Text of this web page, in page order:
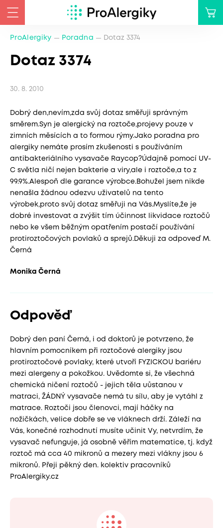
ProAlergiky Poradna Dotaz 3374
Dotaz 3374
30. 8. 2010
Dobrý den,nevím,zda svůj dotaz směřuji správným
směrem.Syn je alergický na roztoče,projevy pouze v
zimních měsících a to formou rýmy.Jako poradna pro
alergiky nemáte prosím zkušenosti s používáním
antibakteriálního vysavače Raycop?Údajně pomocí UV-
C světla ničí nejen bakterie a viry,ale i roztoče,a to z
99.9%.Alespoň dle garance výrobce.Bohužel jsem nikde
nenašla žádnou odezvu uživatelů na tento
výrobek,proto svůj dotaz směřuji na Vás.Myslíte,že je
dobré investovat a zvýšit tím účinnost likvidace roztočů
nebo ke všem běžným opatřením postačí používání
protiroztočových povlaků a sprejů.Děkuji za odpoveď M.
Černá
Monika Černá
Odpověď
Dobrý den paní Černá, i od doktorů je potvrzeno, že
hlavním pomocníkem při roztočové alergiky jsou
protiroztočové povlaky, které utvoří FYZICKOU bariéru
mezi alergeny a pokožkou. Uvědomte si, že všechná
chemická ničení roztočů - jejich těla uůstanou v
matraci, ŽÁDNÝ vysavače nemá tu sílu, aby je vytáhl z
matrace. Roztoči jsou členovci, mají háčky na
nožičkách, velice dobře se ve vláknech drží. Záleží na
Vás, konečné rozhodnutí musíte učinit Vy, netvrdím, že
vysavač nefunguje, já osobně věřím matematice, tj. když
roztoč má cca 40 mikronů a mezery mezi vlákny jsou 6
mikronů. Přeji pěkný den. kolektiv pracovníků
ProAlergiky.cz